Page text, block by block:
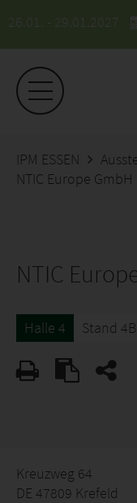
26.01. - 29.01.2027
IPM ESSEN
NTIC Europe GmbH
NTIC
Halle 4 Stand
Kreuzweg 64
DE 47809 Krefeld